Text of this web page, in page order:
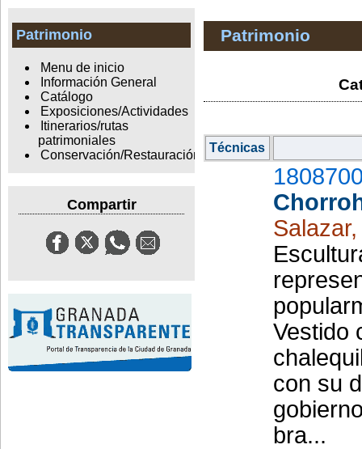
Patrimonio
Menu de inicio
Información General
Catálogo
Exposiciones/Actividades
Itinerarios/rutas
patrimoniales
Conservación/Restauración
Compartir
Patrimonio
Técnicas
Vestido
con su
bra...